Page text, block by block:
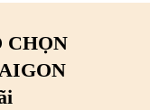
CHỌN